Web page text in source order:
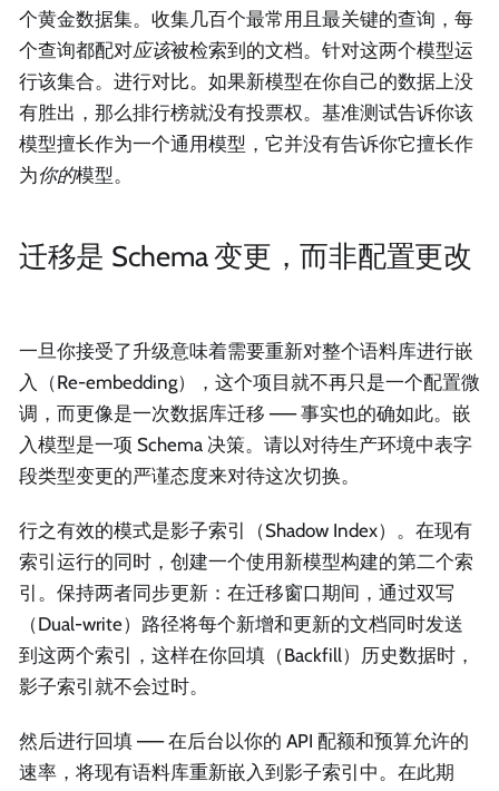
个黄金数据集。收集几百个最常用且最关键的查询，每
个查询都配对应该被检索到的文档。针对这两个模型运
行该集合。进行对比。如果新模型在你自己的数据上没
有胜出，那么排行榜就没有投票权。基准测试告诉你该
模型擅长作为一个通用模型，它并没有告诉你它擅长作
为你的模型。
迁移是 Schema 变更，而非配置更改
一旦你接受了升级意味着需要重新对整个语料库进行嵌
入（Re-embedding），这个项目就不再只是一个配置微
调，而更像是一次数据库迁移 —— 事实也的确如此。嵌
入模型是一项 Schema 决策。请以对待生产环境中表字
段类型变更的严谨态度来对待这次切换。
行之有效的模式是影子索引（Shadow Index）。在现有
索引运行的同时，创建一个使用新模型构建的第二个索
引。保持两者同步更新：在迁移窗口期间，通过双写
（Dual-write）路径将每个新增和更新的文档同时发送
到这两个索引，这样在你回填（Backfill）历史数据时，
影子索引就不会过时。
然后进行回填 —— 在后台以你的 API 配额和预算允许的
速率，将现有语料库重新嵌入到影子索引中。在此期